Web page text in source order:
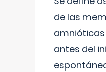
de las
antes del